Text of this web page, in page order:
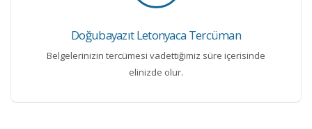
Doğubayazıt Letonyaca Tercüman
Belgelerinizin tercümesi vadettiğimiz süre içerisinde
elinizde olur.